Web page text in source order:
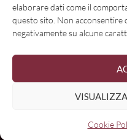
elaborare dati come il
questo sito. Non
negativamente su alcune
Cookie